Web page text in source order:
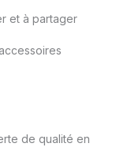
et à partager
de qualité en